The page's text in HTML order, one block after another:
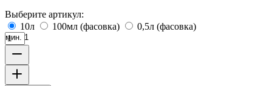
Выберите артикул:
10л
100мл (фасовка) 0,5л (фасовка)
мин. 1